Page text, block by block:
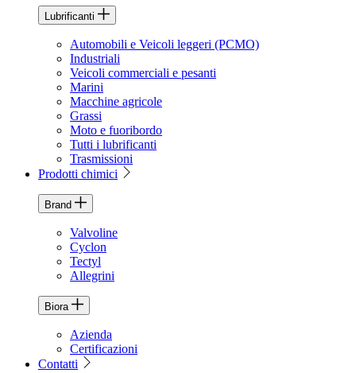
Lubrificanti
Automobili e Veicoli leggeri (PCMO)
Industriali
Veicoli commerciali e pesanti
Marini
Macchine agricole
Grassi
Moto e fuoribordo
Tutti i lubrificanti
Trasmissioni
Prodotti chimici
Brand
Valvoline
Cyclon
Tectyl
Allegrini
Biora
Azienda
Certificazioni
Contatti